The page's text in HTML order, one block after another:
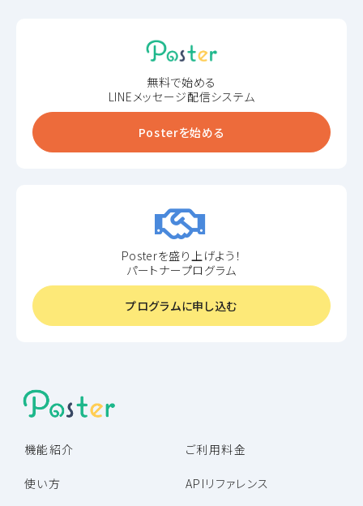
機能紹介
使い方
ご利用料金
APIリファレンス
無料で始める
LINEメッセージ配信システム
Posterを始める
Posterを盛り上げよう！
パートナープログラム
プログラムに申し込む